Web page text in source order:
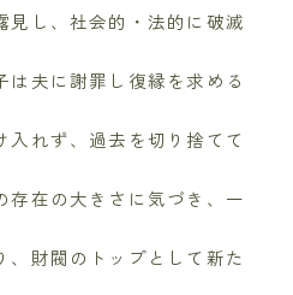
見し、社会的・法的に破滅
は夫に謝罪し復縁を求める
入れず、過去を切り捨てて
存在の大きさに気づき、一
、財閥のトップとして新た